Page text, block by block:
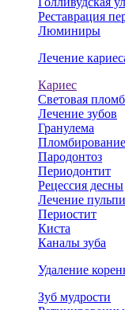
Реставрация
Люминиры
Лечение
Кариес
Световая
Лечение зубов
Гранулема
Пародонтоз
Периодонтит
Рецессия десны
Лечение
Периостит
Киста
Каналы зуба
Удаление
Зуб мудрости